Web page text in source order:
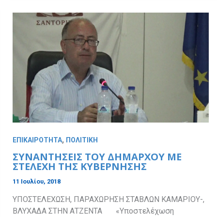
ΕΠΙΚΑΙΡΟΤΗΤΑ, ΠΟΛΙΤΙΚΗ
ΣΥΝΑΝΤΗΣΕΙΣ ΤΟΥ ΔΗΜΑΡΧΟΥ ΜΕ
ΣΤΕΛΕΧΗ ΤΗΣ ΚΥΒΕΡΝΗΣΗΣ
11 Ιουλίου, 2018
ΥΠΟΣΤΕΛΕΧΩΣΗ, ΠΑΡΑΧΩΡΗΣΗ ΣΤΑΒΛΩΝ ΚΑΜΑΡΙΟΥ-,
ΒΛΥΧΑΔΑ ΣΤΗΝ ΑΤΖΕΝΤΑ «Υποστελέχωση